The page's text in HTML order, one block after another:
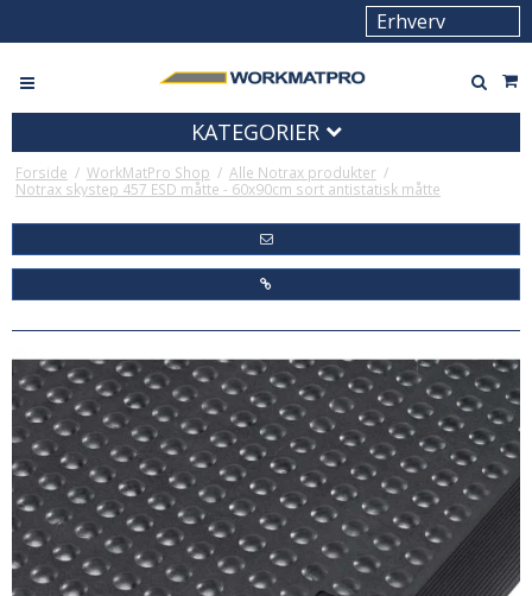
KATEGORIER
Forside / WorkMatPro Shop / Alle Notrax produkter /
Notrax skystep 457 ESD måtte - 60x90cm sort antistatisk måtte